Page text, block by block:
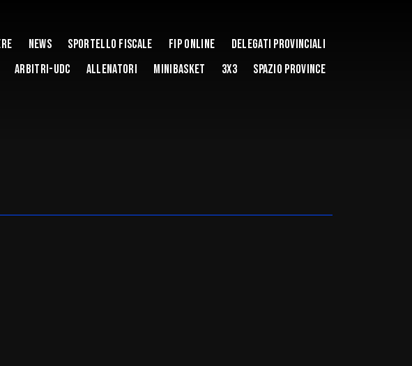
News Sportello Fiscale Fip Online
DELEGATI PROVINCIALI
ARBITRI-UDC
ALLENATORI MINIBASKET 3x3 Spazio Province